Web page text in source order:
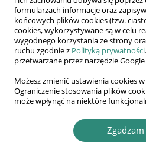
formularzach informacje oraz
końcowych plików cookies (tzw.
cookies, wykorzystywane są w celu
wygodnego korzystania ze strony
ruchu zgodnie z Polityką prywatności
przetwarzane przez narzędzie
Możesz zmienić ustawienia cookies
Ograniczenie stosowania plików
może wpłynąć na niektóre
AWSGE
Akademia Nauk
WSGE
im. Alcide De Gasperi
Ufuk Yolcu